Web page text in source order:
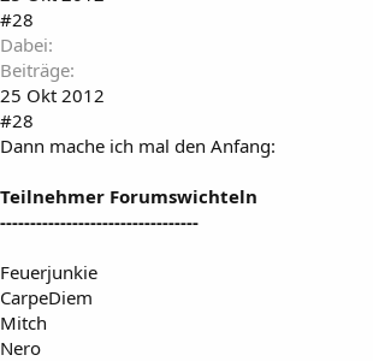
#28
Dabei
Beiträge
25 Okt 2012
#28
Dann mache ich mal den Anfang:
Teilnehmer Forumswichteln
---------------------------------
Feuerjunkie
CarpeDiem
Mitch
Nero